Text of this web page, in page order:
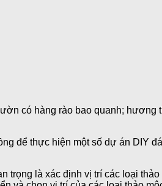
có hàng rào bao quanh;
để thực hiện một số dự án DIY
trọng là xác định vị trí các loại